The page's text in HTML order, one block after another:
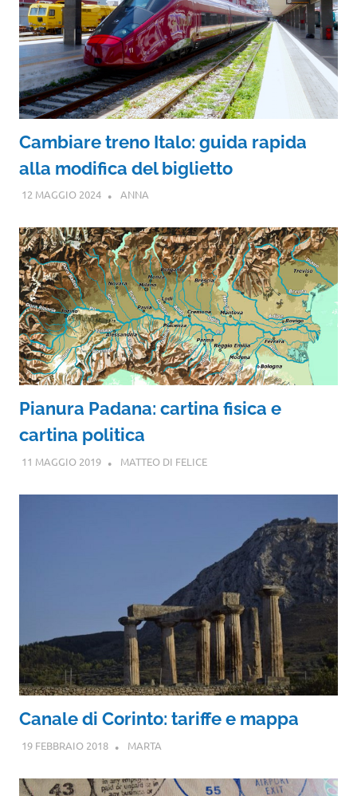
Cambiare treno Italo: guida rapida
alla modifica del biglietto
12 MAGGIO 2024 ANNA
Pianura Padana: cartina fisica e
cartina politica
11 MAGGIO 2019 MATTEO DI FELICE
Canale di Corinto: tariffe e mappa
19 FEBBRAIO 2018 MARTA